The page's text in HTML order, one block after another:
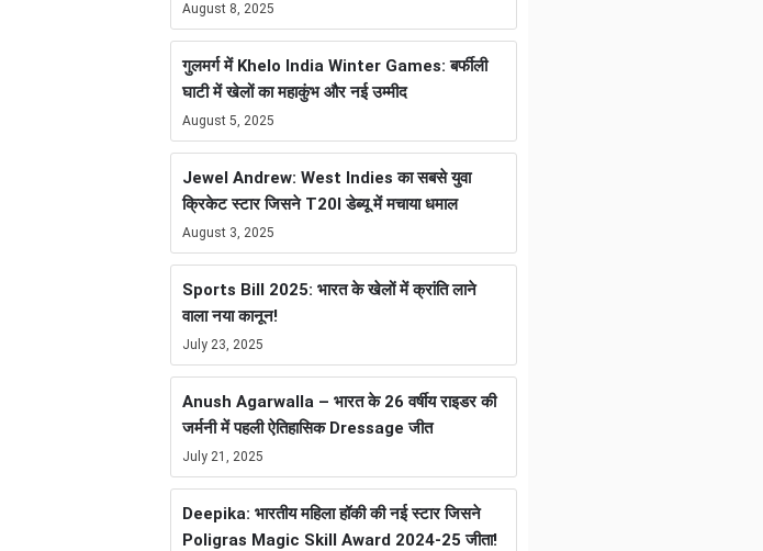
August 8, 2025
गुलमर्ग में Khelo India Winter Games: बर्फीली
घाटी में खेलों का महाकुंभ और नई उम्मीद
August 5, 2025
Jewel Andrew: West Indies का सबसे युवा
क्रिकेट स्टार जिसने T20I डेब्यू में मचाया धमाल
August 3, 2025
Sports Bill 2025: भारत के खेलों में क्रांति लाने
वाला नया कानून!
July 23, 2025
Anush Agarwalla – भारत के 26 वर्षीय राइडर की
जर्मनी में पहली ऐतिहासिक Dressage जीत
July 21, 2025
Deepika: भारतीय महिला हॉकी की नई स्टार जिसने
Poligras Magic Skill Award 2024-25 जीता!